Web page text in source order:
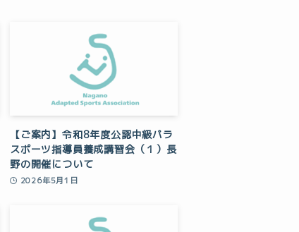
【ご案内】令和8年度公認中級パラ
スポーツ指導員養成講習会（１）長
野の開催について
2026年5月1日